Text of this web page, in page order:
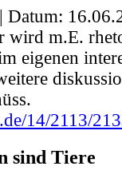
Datum:
wird m.E.
eigenen
14/2113/
sind Tiere